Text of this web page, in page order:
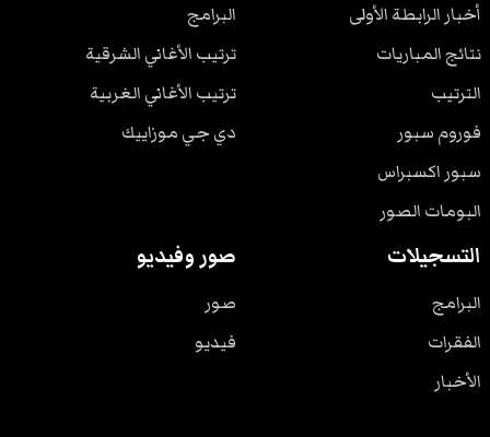
أخبار الرابطة الأولى
نتائج المباريات
الترتيب
فوروم سبور
سبور اكسبراس
البومات الصور
البرامج
ترتيب الأغاني الشرقية
ترتيب الأغاني الغربية
دي جي موزاييك
التسجيلات
البرامج
الفقرات
الأخبار
صور وفيديو
صور
فيديو